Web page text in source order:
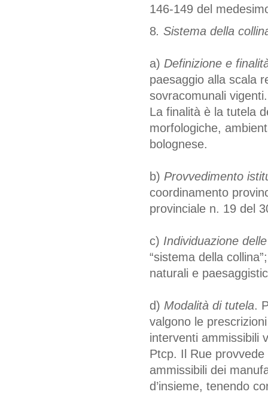
146-149 del
8. Sistema della
a) Definizione e
paesaggio alla scala
sovracomunali vigenti.
La finalità è la tutela
morfologiche,
bolognese.
b) Provvedimento
coordinamento
provinciale n. 19 del
c) Individuazione
“sistema della
naturali e
d) Modalità di tutela.
valgono le
interventi ammissibili
Ptcp. Il Rue
ammissibili dei
d’insieme, tenendo